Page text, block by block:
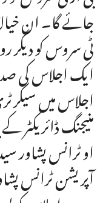
جائے گا۔ ان
ٹی سروس کو
ایک اجلاس کی
اجلاس میں
منیجنگ
او ٹرانس پشاور
آپریشن ٹرانس